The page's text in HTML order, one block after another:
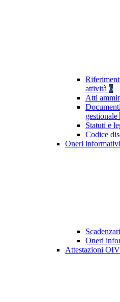
attività 6
Atti
gestionale
Statuti e
Codice
Oneri
Oneri
Attestazioni